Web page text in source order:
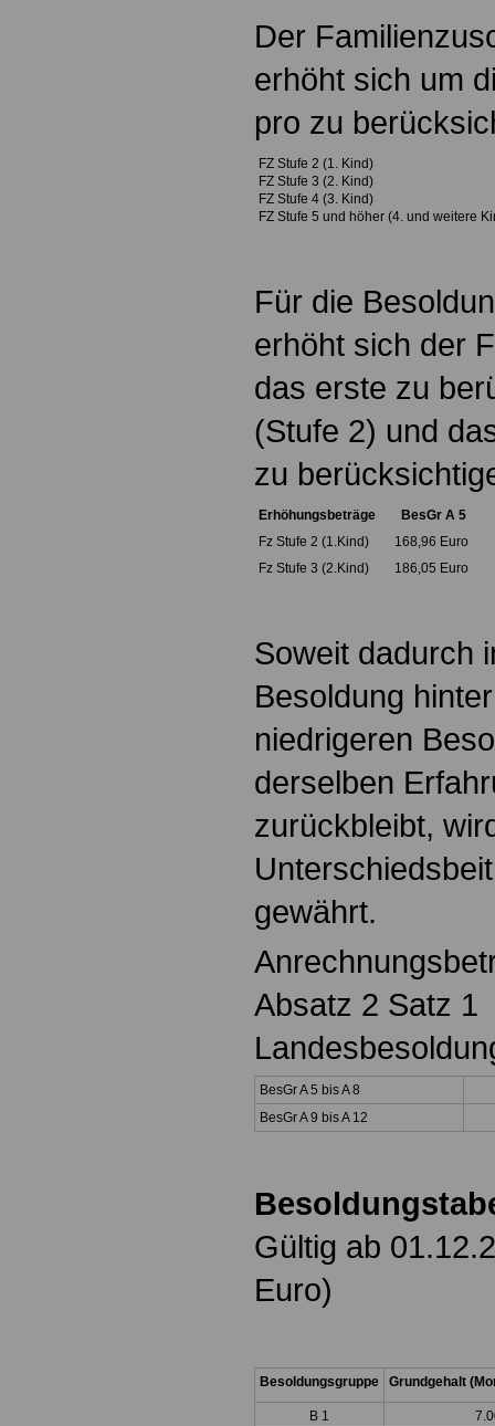
Der
erhöht sich um
pro zu
FZ Stufe 2 (1. Kind)
FZ Stufe 3 (2. Kind)
FZ Stufe 4 (3. Kind)
FZ Stufe 5 und höher (4. und weitere
Für die
erhöht sich der
das erste zu
(Stufe 2) und
zu
Erhöhungsbeträge
BesGr A 5
Fz Stufe 2 (1.Kind)
168,96 Euro
Fz Stufe 3 (2.Kind)
186,05 Euro
Soweit dadurch
Besoldung
niedrigeren
derselben
zurückbleibt,
gewährt.
Absatz 2 Satz 1
BesGr A 5 bis A 8
BesGr A 9 bis A 12
Gültig ab
Euro)
Besoldungsgruppe Grundgehalt
B 1